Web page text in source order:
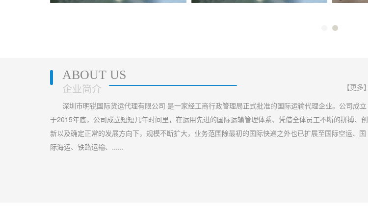
ABOUT US
企业简介
【更多】
深圳市明锐国际货运代理有限公司 是一家经工商行政管理局正式批准的国际运输代理企业。公司成立
于2015年底，公司成立短短几年时间里，在运用先进的国际运输管理体系、凭借全体员工不断的拼搏、创
新以及确定正常的发展方向下，规模不断扩大，业务范围除最初的国际快递之外也已扩展至国际空运、国
际海运、铁路运输、......